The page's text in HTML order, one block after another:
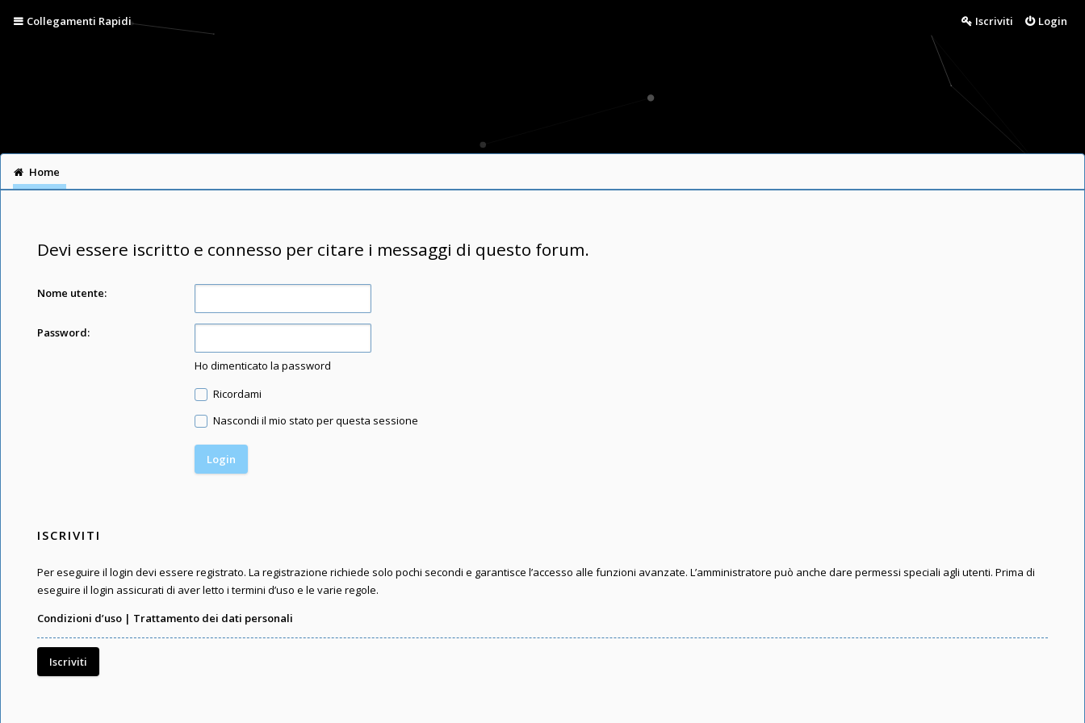
Collegamenti Rapidi Login
Iscriviti
Home
Devi essere iscritto e connesso per citare i messaggi di questo forum.
Nome utente:
Password:
Ho dimenticato la password
Ricordami
Nascondi il mio stato per questa sessione
ISCRIVITI
Per eseguire il login devi essere registrato. La registrazione richiede solo pochi secondi e garantisce l’accesso alle funzioni avanzate. L’amministratore può anche dare permessi speciali agli utenti. Prima di
eseguire il login assicurati di aver letto i termini d’uso e le varie regole.
Condizioni d’uso | Trattamento dei dati personali
Iscriviti